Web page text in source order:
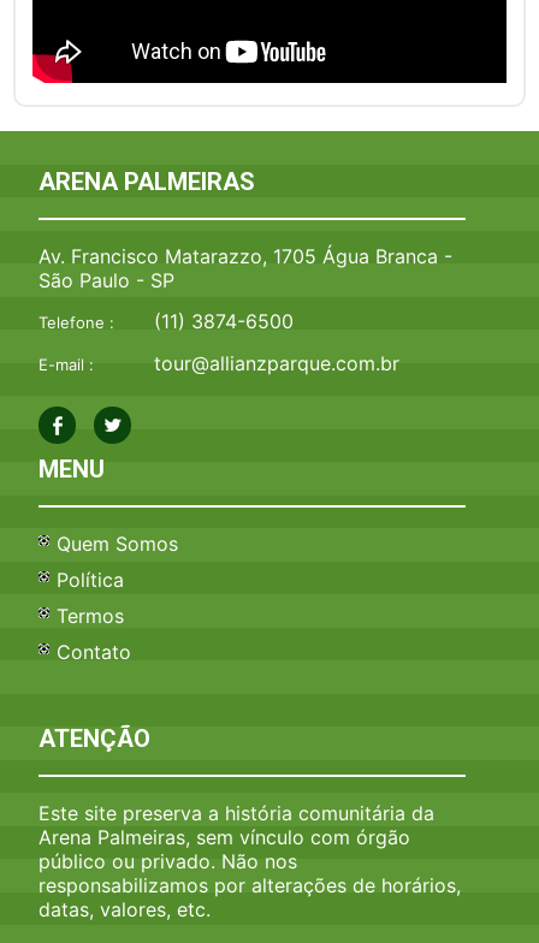
ARENA PALMEIRAS
Av. Francisco Matarazzo, 1705 Água Branca -
São Paulo - SP
Telefone : (11) 3874-6500
E-mail : tour@allianzparque.com.br
MENU
Quem Somos
Política
Termos
Contato
ATENÇÃO
Este site preserva a história comunitária da
Arena Palmeiras, sem vínculo com órgão
público ou privado. Não nos
responsabilizamos por alterações de horários,
datas, valores, etc.